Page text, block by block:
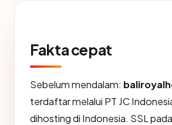
Fakta cepat
Sebelum mendalam:
terdaftar melalui PT JC
dihosting di Indonesia. SSL